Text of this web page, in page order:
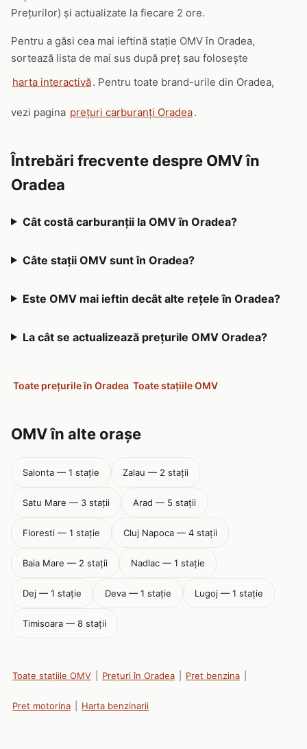
Prețurilor) și actualizate la fiecare 2 ore.
Pentru a găsi cea mai ieftină stație OMV în Oradea,
sortează lista de mai sus după preț sau folosește
harta interactivă. Pentru toate brand-urile din Oradea,
vezi pagina prețuri carburanți Oradea.
Întrebări frecvente despre OMV în
Oradea
Cât costă carburanții la OMV în Oradea?
Câte stații OMV sunt în Oradea?
Este OMV mai ieftin decât alte rețele în Oradea?
La cât se actualizează prețurile OMV Oradea?
Toate prețurile în Oradea Toate stațiile OMV
OMV în alte orașe
Salonta — 1 stație Zalau — 2 stații
Satu Mare — 3 stații Arad — 5 stații
Floresti — 1 stație Cluj Napoca — 4 stații
Baia Mare — 2 stații Nadlac — 1 stație
Dej — 1 stație Deva — 1 stație Lugoj — 1 stație
Timisoara — 8 stații
Toate stațiile OMV Prețuri în Oradea Pret benzina
Pret motorina Harta benzinarii